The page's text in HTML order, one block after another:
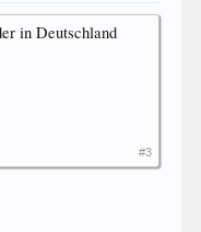
in Deutschland
#3